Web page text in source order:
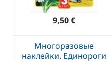
9,50 €
Многоразовые
наклейки. Единороги